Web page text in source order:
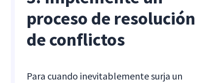
proceso de resolución
de conflictos
Para cuando inevitablemente surja un